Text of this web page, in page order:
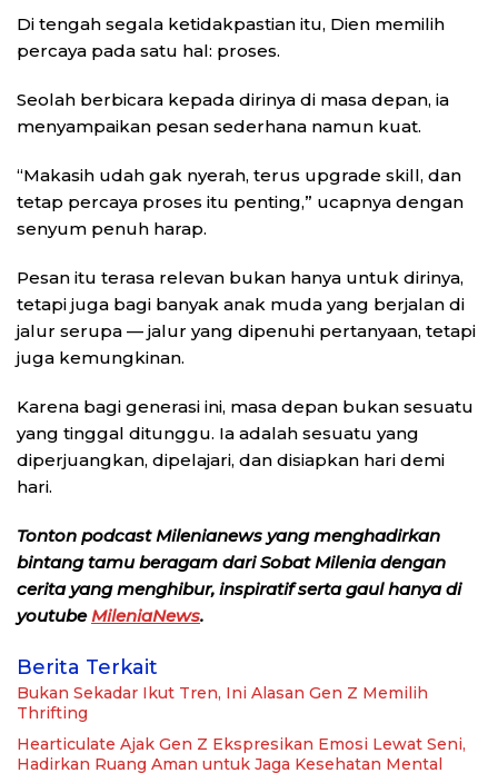
Di tengah segala ketidakpastian itu, Dien memilih
percaya pada satu hal: proses.
Seolah berbicara kepada dirinya di masa depan, ia
menyampaikan pesan sederhana namun kuat.
“Makasih udah gak nyerah, terus upgrade skill, dan
tetap percaya proses itu penting,” ucapnya dengan
senyum penuh harap.
Pesan itu terasa relevan bukan hanya untuk dirinya,
tetapi juga bagi banyak anak muda yang berjalan di
jalur serupa — jalur yang dipenuhi pertanyaan, tetapi
juga kemungkinan.
Karena bagi generasi ini, masa depan bukan sesuatu
yang tinggal ditunggu. Ia adalah sesuatu yang
diperjuangkan, dipelajari, dan disiapkan hari demi
hari.
Tonton podcast Milenianews yang menghadirkan
bintang tamu beragam dari Sobat Milenia dengan
cerita yang menghibur, inspiratif serta gaul hanya di
youtube MileniaNews.
Berita Terkait
Bukan Sekadar Ikut Tren, Ini Alasan Gen Z Memilih
Thrifting
Hearticulate Ajak Gen Z Ekspresikan Emosi Lewat Seni,
Hadirkan Ruang Aman untuk Jaga Kesehatan Mental